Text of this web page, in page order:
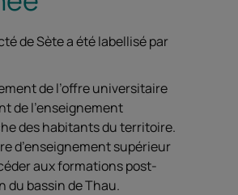
de Sète a été labellisé par
de l’offre universitaire
de l’enseignement
des habitants du territoire.
d’enseignement supérieur
aux formations post-
du bassin de Thau.